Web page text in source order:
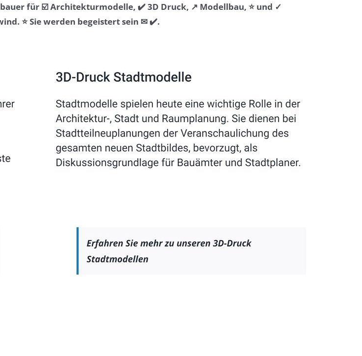
für ☑️ Architekturmodelle, ✔️ 3D Druck, ↗️ Modellbau, ⭐ und ✓
⭐ Sie werden begeistert sein ✉ ✔️.